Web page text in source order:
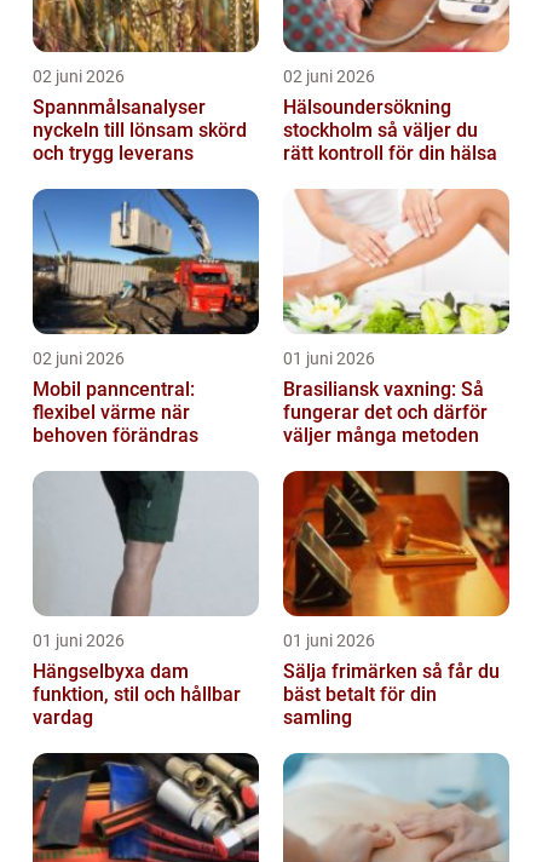
02 juni 2026
Spannmålsanalyser
nyckeln till lönsam skörd
och trygg leverans
02 juni 2026
Hälsoundersökning
stockholm så väljer du
rätt kontroll för din hälsa
02 juni 2026
Mobil panncentral:
flexibel värme när
behoven förändras
01 juni 2026
Brasiliansk vaxning: Så
fungerar det och därför
väljer många metoden
01 juni 2026
Hängselbyxa dam
funktion, stil och hållbar
vardag
01 juni 2026
Sälja frimärken så får du
bäst betalt för din
samling